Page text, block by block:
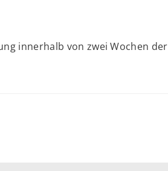
innerhalb von zwei Wochen der